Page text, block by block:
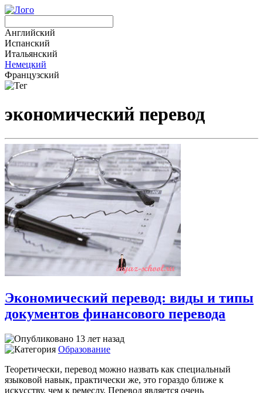
Английский
Испанский
Итальянский
Немецкий
Французский
экономический перевод
Экономический перевод: виды и типы
документов финансового перевода
13 лет назад
Образование
Теоретически, перевод можно назвать как специальный
языковой навык, практически же, это гораздо ближе к
искусству, чем к ремеслу. Перевод является очень